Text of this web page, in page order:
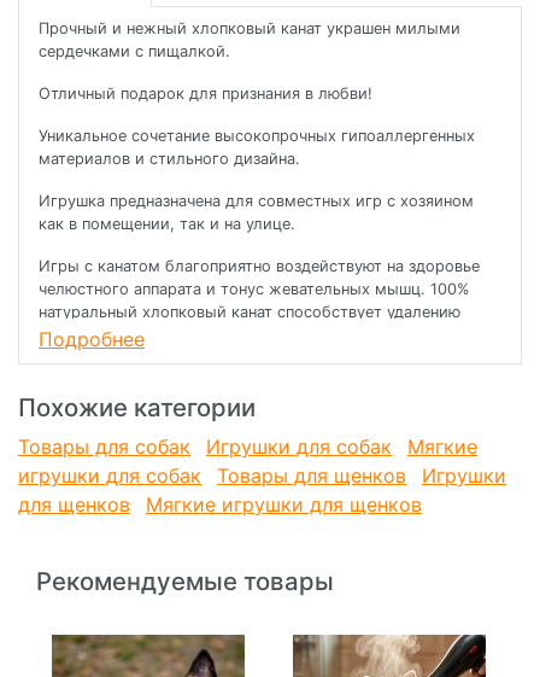
Прочный и нежный хлопковый канат украшен милыми
сердечками с пищалкой.
Отличный подарок для признания в любви!
Уникальное сочетание высокопрочных гипоаллергенных
материалов и стильного дизайна.
Игрушка предназначена для совместных игр с хозяином
как в помещении, так и на улице.
Игры с канатом благоприятно воздействуют на здоровье
челюстного аппарата и тонус жевательных мышц. 100%
натуральный хлопковый канат способствует удалению
мягкого зубного налета.
Подробнее
Похожие категории
Товары для собак Игрушки для собак
Мягкие
игрушки для собак
Товары для щенков
Игрушки
для щенков
Мягкие игрушки для щенков
Рекомендуемые товары